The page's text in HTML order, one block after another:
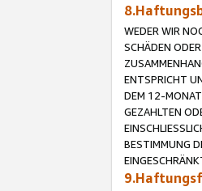
WEDER WIR
SCHÄDEN
ENTSPRICHT
DEM 12-
GEZAHLTEN
BESTIMMUNG